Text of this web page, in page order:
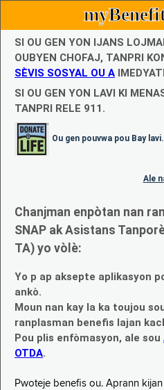
SI OU GEN YON IJANS
OUBYEN CHOFAJ, TANPRI
SÈVIS SOSYAL OU A
SI OU GEN YON LAVI KI
TANPRI RELE 911.
Ou gen pouvwa pou Bay
Ale
Chanjman enpòtan nan
SNAP ak Asistans
TA) yo vòlè:
Yo p ap aksepte aplikasyon
ankò.
Moun nan kay la ka toujou
ranplasman benefis lajan
Pou plis enfòmasyon, ale sou
OTDA.
Pwoteje benefis ou. Aprann